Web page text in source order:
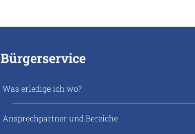
Bürgerservice
Was erledige ich wo?
Ansprechpartner und Bereiche